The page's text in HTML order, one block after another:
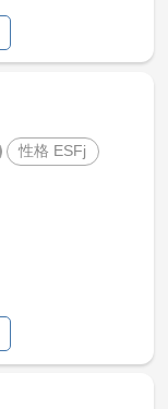
性格 ESFj